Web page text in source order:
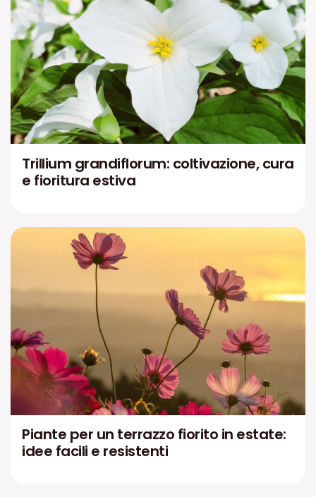
Trillium grandiflorum: coltivazione, cura
e fioritura estiva
Piante per un terrazzo fiorito in estate:
idee facili e resistenti